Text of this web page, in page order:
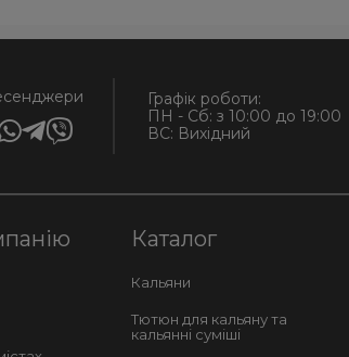
Графік роботи:
ПН - Сб: з 10:00 до 19:00
ВС: Вихідний
Каталог
Кальяни
Тютюн для кальяну та
кальянні суміші